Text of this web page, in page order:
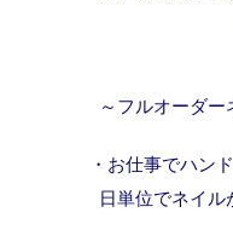
～フルオーダー
・お仕事でハン
日単位でネイ